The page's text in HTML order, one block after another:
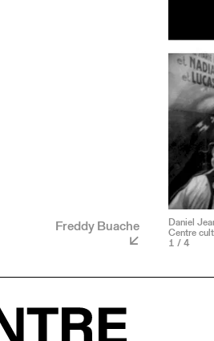
Freddy Buache Daniel
Centre
1 / 4